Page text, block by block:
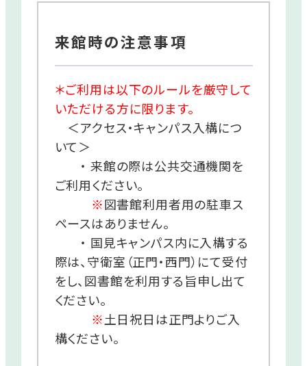
来館時の注意事項
＊ご利用は以下のルールを厳守して
いただける方に限ります。
＜アクセス・キャンパス入構につ
いて＞
・ 来館の際は公共交通機関を
ご利用ください。
※図書館利用者用の駐車ス
ペースはありません。
・ 国見キャンパス内に入構する
際は、守衛室（正門・西門）にて受付
をし、図書館を利用する旨申し出て
ください。
※土日祝日は正門よりご入
構ください。